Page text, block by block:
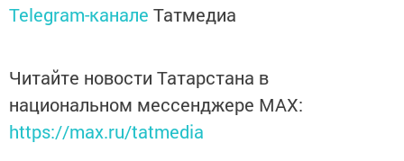
Telegram-канале Татмедиа
Читайте новости Татарстана в
национальном мессенджере MАХ:
https://max.ru/tatmedia